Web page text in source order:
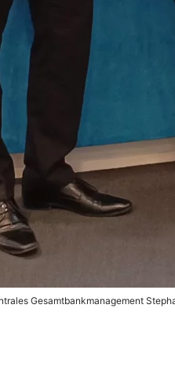
Gesamtbankmanagement